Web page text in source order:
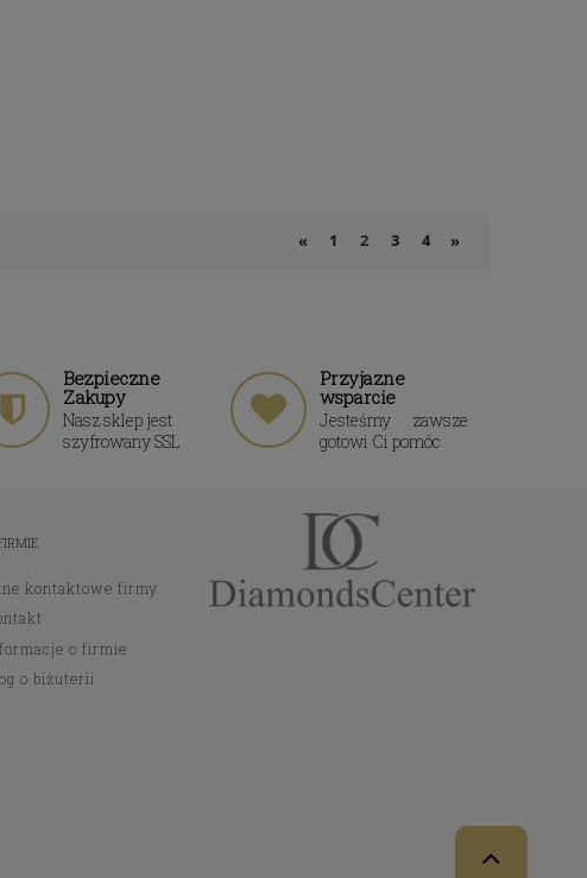
« 1 2 3 4 »
Bezpieczne
Zakupy
Nasz sklep jest
szyfrowany SSL
Przyjazne
wsparcie
Jesteśmy zawsze
gotowi Ci pomóc
kontaktowe firmy
o firmie
o biżuterii